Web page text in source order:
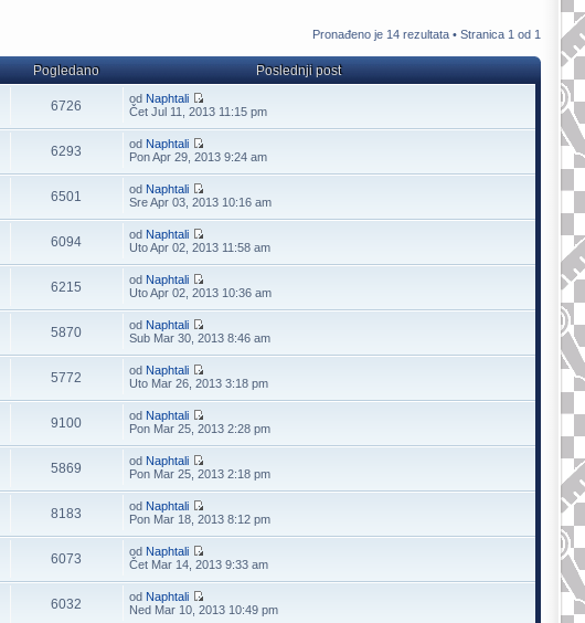
Pronađeno je 14 rezultata • Stranica 1 od 1
Pogledano Poslednji post
6726 od Naphtali
Čet Jul 11, 2013 11:15 pm
6293 od Naphtali
Pon Apr 29, 2013 9:24 am
6501 od Naphtali
Sre Apr 03, 2013 10:16 am
6094 od Naphtali
Uto Apr 02, 2013 11:58 am
6215 od Naphtali
Uto Apr 02, 2013 10:36 am
5870 od Naphtali
Sub Mar 30, 2013 8:46 am
5772 od Naphtali
Uto Mar 26, 2013 3:18 pm
9100 od Naphtali
Pon Mar 25, 2013 2:28 pm
5869 od Naphtali
Pon Mar 25, 2013 2:18 pm
8183 od Naphtali
Pon Mar 18, 2013 8:12 pm
6073 od Naphtali
Čet Mar 14, 2013 9:33 am
6032 od Naphtali
Ned Mar 10, 2013 10:49 pm